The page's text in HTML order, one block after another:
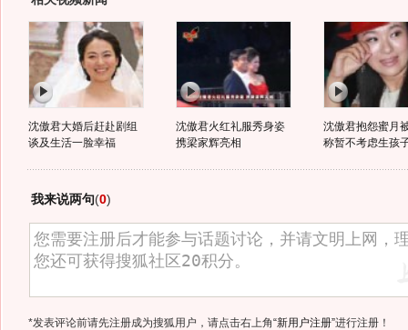
沈傲君大婚后赶赴剧组
谈及生活一脸幸福
沈傲君火红礼服秀身姿
携梁家辉亮相
沈傲君抱怨蜜月
称暂不考虑生孩
我来说两句(0)
*发表评论前请先注册成为搜狐用户，请点击右上角“新用户注册”进行注册！